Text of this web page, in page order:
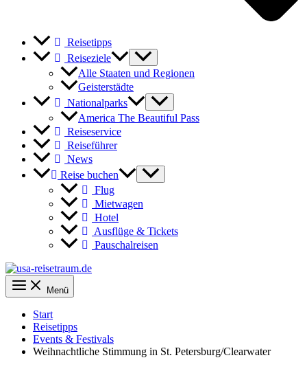
Reisetipps
Reiseziele
Alle Staaten und Regionen
Geisterstädte
Nationalparks
America The Beautiful Pass
Reiseservice
Reiseführer
News
Reise buchen
Flug
Mietwagen
Hotel
Ausflüge & Tickets
Pauschalreisen
Menü
Start
Reisetipps
Events & Festivals
Weihnachtliche Stimmung in St. Petersburg/Clearwater